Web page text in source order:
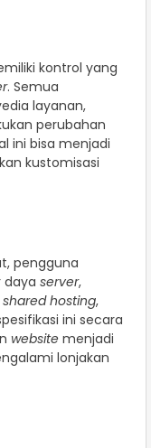
kontrol yang
. Semua
layanan,
perubahan
ini bisa menjadi
kustomisasi
pengguna
daya server,
shared hosting,
ini secara
website menjadi
lonjakan